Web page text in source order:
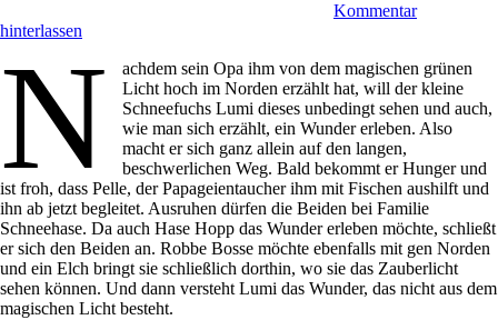
Kommentar
hinterlassen
N
achdem sein Opa ihm von dem magischen grünen
Licht hoch im Norden erzählt hat, will der kleine
Schneefuchs Lumi dieses unbedingt sehen und auch,
wie man sich erzählt, ein Wunder erleben. Also
macht er sich ganz allein auf den langen,
beschwerlichen Weg. Bald bekommt er Hunger und
ist froh, dass Pelle, der Papageientaucher ihm mit Fischen aushilft und
ihn ab jetzt begleitet. Ausruhen dürfen die Beiden bei Familie
Schneehase. Da auch Hase Hopp das Wunder erleben möchte, schließt
er sich den Beiden an. Robbe Bosse möchte ebenfalls mit gen Norden
und ein Elch bringt sie schließlich dorthin, wo sie das Zauberlicht
sehen können. Und dann versteht Lumi das Wunder, das nicht aus dem
magischen Licht besteht.